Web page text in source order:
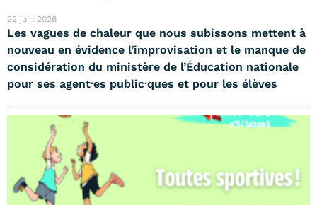
22 juin 2026
Les vagues de chaleur que nous subissons mettent à
nouveau en évidence l’improvisation et le manque de
considération du ministère de l’Éducation nationale
pour ses agent·es public·ques et pour les élèves